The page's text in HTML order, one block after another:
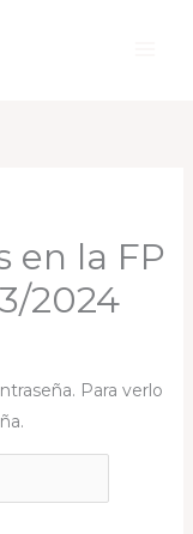
en la FP
2024
Para verlo